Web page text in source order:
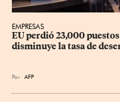
EMPRESAS
EU perdió 23,000
disminuye la tasa de
Por AFP